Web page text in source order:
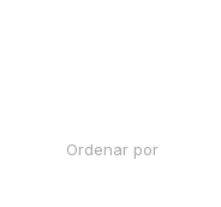
Ordenar por